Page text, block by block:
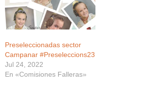
Preseleccionadas sector
Campanar #Preseleccions23
Jul 24, 2022
En «Comisiones Falleras»